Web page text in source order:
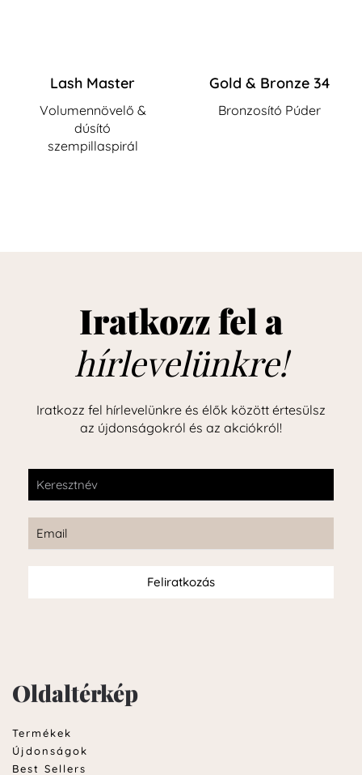
Lash Master
Volumennövelő &
dúsító
szempillaspirál
Gold & Bronze 34
Bronzosító Púder
Iratkozz fel a
hírlevelünkre!
Iratkozz fel hírlevelünkre és élők között értesülsz
az újdonságokról és az akciókról!
Feliratkozás
Oldaltérkép
Termékek
Újdonságok
Best Sellers